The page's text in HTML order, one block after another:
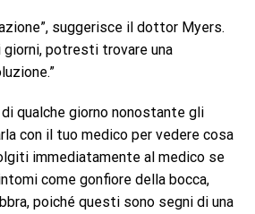
suggerisce il dottor Myers.
giorni, potresti trovare una
di qualche giorno nonostante gli
con il tuo medico per vedere cosa
immediatamente al medico se
come gonfiore della bocca,
poiché questi sono segni di una